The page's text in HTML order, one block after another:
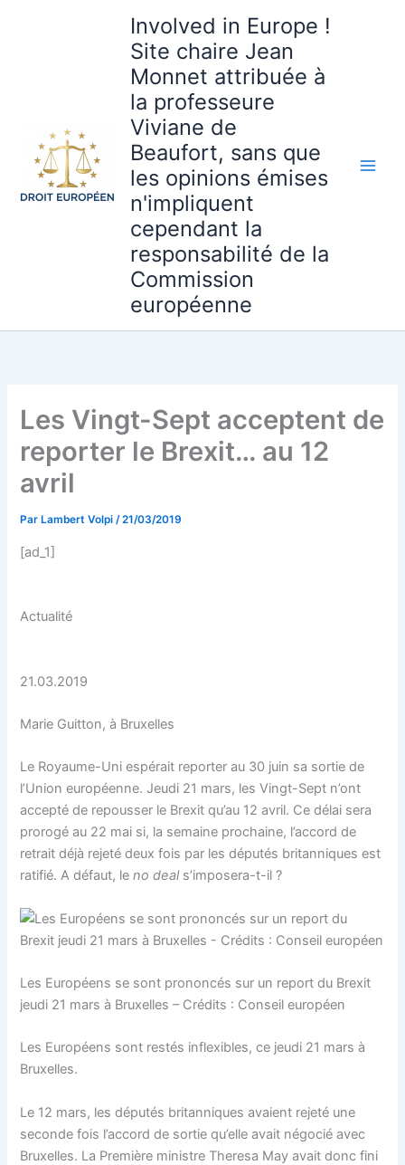
Involved in Europe !
Site chaire Jean
Monnet attribuée à
la professeure
Viviane de
Beaufort, sans que
les opinions émises
n'impliquent
cependant la
responsabilité de la
Commission
européenne
Les Vingt-Sept acceptent de
reporter le Brexit… au 12
avril
Par Lambert Volpi/21/03/2019
[ad_1]
Actualité
21.03.2019
Marie Guitton, à Bruxelles
Le Royaume-Uni espérait reporter au 30 juin sa sortie de
l’Union européenne. Jeudi 21 mars, les Vingt-Sept n’ont
accepté de repousser le Brexit qu’au 12 avril. Ce délai sera
prorogé au 22 mai si, la semaine prochaine, l’accord de
retrait déjà rejeté deux fois par les députés britanniques est
ratifié. A défaut, leno deals’imposera-t-il ?
Les Européens se sont prononcés sur un report du Brexit
jeudi 21 mars à Bruxelles – Crédits : Conseil européen
Les Européens sont restés inflexibles, ce jeudi 21 mars à
Bruxelles.
Le 12 mars, les députés britanniques avaient rejeté une
seconde fois l’accord de sortie qu’elle avait négocié avec
Bruxelles. La Première ministre Theresa May avait donc fini